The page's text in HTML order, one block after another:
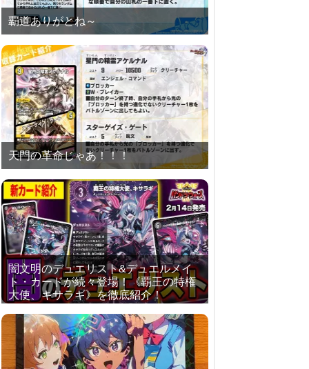
覇道ありがとね～
天門の革命じゃあ！！！
闇文明のデュエリスト&デュエルメイ
ト・カードが続々登場！《覇王の特権
大使、キサラギ》を徹底紹介！